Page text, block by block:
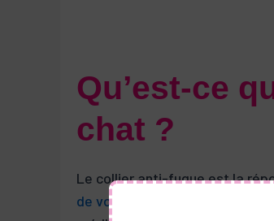
Qu’est-ce
chat ?
Le collier anti-fugue est la
de votre chat
dans un espace